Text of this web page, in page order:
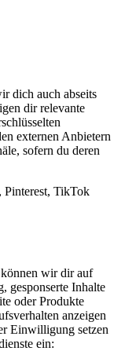
dich auch abseits
dir relevante
externen Anbietern
sofern du deren
TikTok
wir dir auf
gesponserte Inhalte
oder Produkte
anzeigen
Einwilligung setzen
ein: